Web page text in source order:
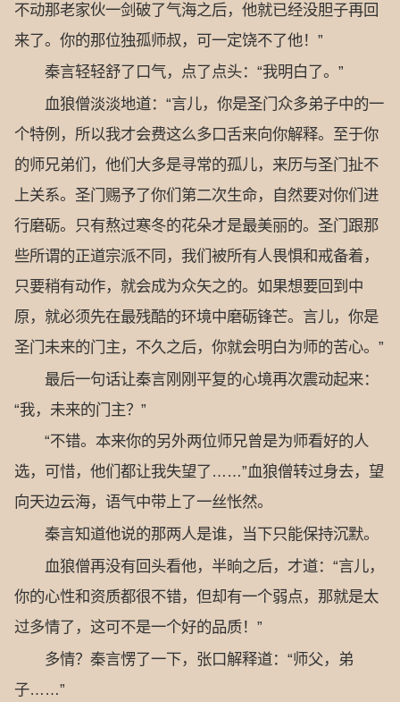
不动那老家伙一剑破了气海之后，他就已经没胆子再回
来了。你的那位独孤师叔，可一定饶不了他！”
秦言轻轻舒了口气，点了点头：“我明白了。”
血狼僧淡淡地道：“言儿，你是圣门众多弟子中的一
个特例，所以我才会费这么多口舌来向你解释。至于你
的师兄弟们，他们大多是寻常的孤儿，来历与圣门扯不
上关系。圣门赐予了你们第二次生命，自然要对你们进
行磨砺。只有熬过寒冬的花朵才是最美丽的。圣门跟那
些所谓的正道宗派不同，我们被所有人畏惧和戒备着，
只要稍有动作，就会成为众矢之的。如果想要回到中
原，就必须先在最残酷的环境中磨砺锋芒。言儿，你是
圣门未来的门主，不久之后，你就会明白为师的苦心。”
最后一句话让秦言刚刚平复的心境再次震动起来：
“我，未来的门主？”
“不错。本来你的另外两位师兄曾是为师看好的人
选，可惜，他们都让我失望了……”血狼僧转过身去，望
向天边云海，语气中带上了一丝怅然。
秦言知道他说的那两人是谁，当下只能保持沉默。
血狼僧再没有回头看他，半晌之后，才道：“言儿，
你的心性和资质都很不错，但却有一个弱点，那就是太
过多情了，这可不是一个好的品质！”
多情？秦言愣了一下，张口解释道：“师父，弟
子……”